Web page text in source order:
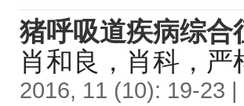
猪呼吸道疾病综合
肖和良，肖科，严
2016, 11 (10): 19-23 |